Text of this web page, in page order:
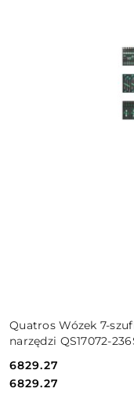
Quatros Wózek 7-
narzędzi QS17072-
Cena:
6829.27
Cena:
6829.27